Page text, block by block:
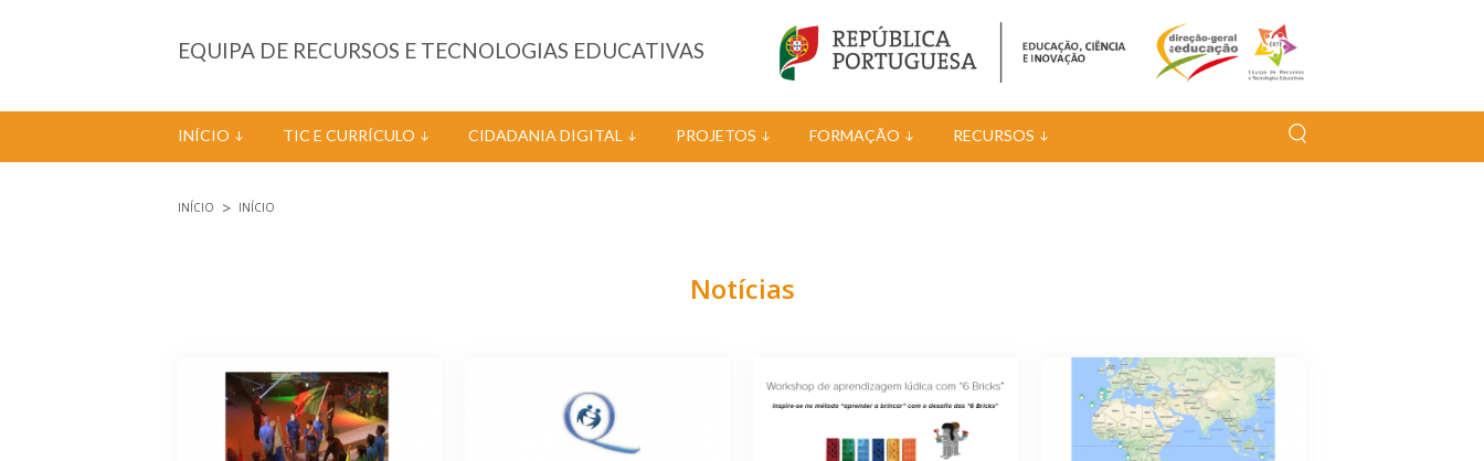
EQUIPA DE RECURSOS E TECNOLOGIAS EDUCATIVAS
INÍCIO TIC E CURRÍCULO CIDADANIA DIGITAL PROJETOS FORMAÇÃO RECURSOS
INÍCIO INÍCIO
Notícias
Páginas